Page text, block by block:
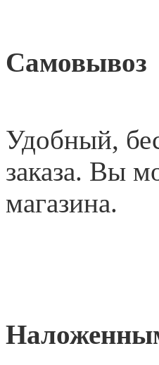
Самовывоз
Удобный,
заказа. Вы
магазина.